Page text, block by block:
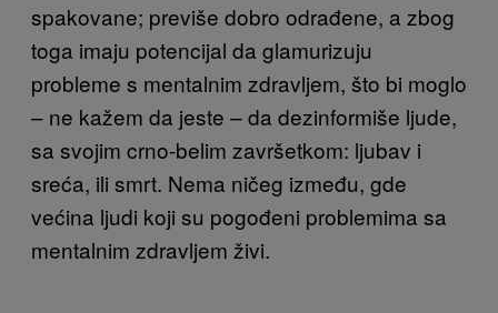
spakovane; previše dobro odrađene, a zbog
toga imaju potencijal da glamurizuju
probleme s mentalnim zdravljem, što bi moglo
– ne kažem da jeste – da dezinformiše ljude,
sa svojim crno-belim završetkom: ljubav i
sreća, ili smrt. Nema ničeg između, gde
većina ljudi koji su pogođeni problemima sa
mentalnim zdravljem živi.